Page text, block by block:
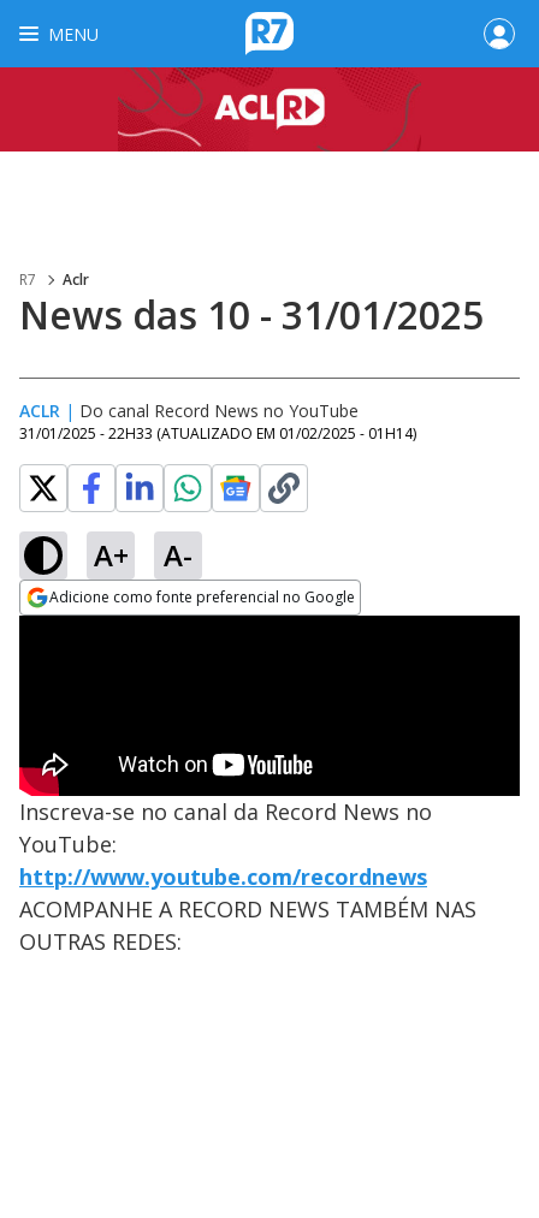
MENU
R7 Aclr
News das 10 - 31/01/2025
ACLR | Do canal Record News no YouTube
31/01/2025 - 22H33 (ATUALIZADO EM 01/02/2025 - 01H14)
A+ A-
Adicione como fonte preferencial no Google
Inscreva-se no canal da Record News no
YouTube:
http://www.youtube.com/recordnews
ACOMPANHE A RECORD NEWS TAMBÉM NAS
OUTRAS REDES: